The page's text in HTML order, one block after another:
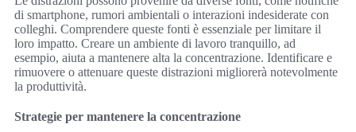
di smartphone, rumori ambientali o interazioni indesiderate con
colleghi. Comprendere queste fonti è essenziale per limitare il
loro impatto. Creare un ambiente di lavoro tranquillo, ad
esempio, aiuta a mantenere alta la concentrazione. Identificare e
rimuovere o attenuare queste distrazioni migliorerà notevolmente
la produttività.
Strategie per mantenere la concentrazione